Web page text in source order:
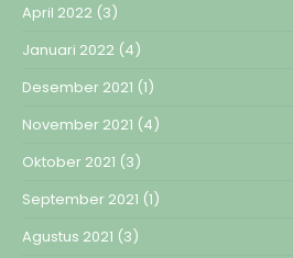
April 2022 (3)
Januari 2022 (4)
Desember 2021 (1)
November 2021 (4)
Oktober 2021 (3)
September 2021 (1)
Agustus 2021 (3)